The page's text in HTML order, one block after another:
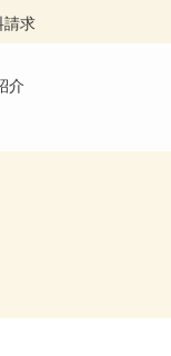
請求
介